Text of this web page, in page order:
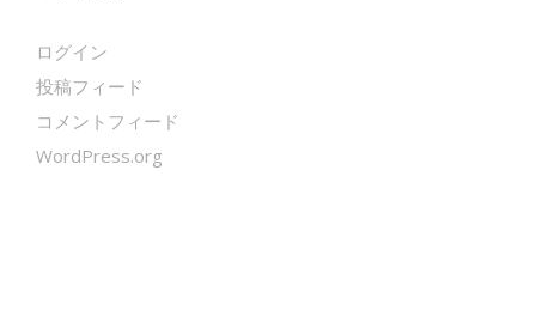
ログイン
投稿フィード
コメントフィード
WordPress.org